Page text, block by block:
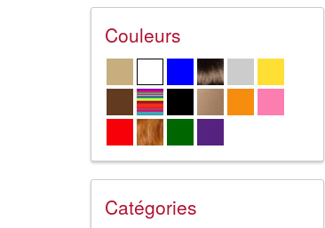
Couleurs
Catégories